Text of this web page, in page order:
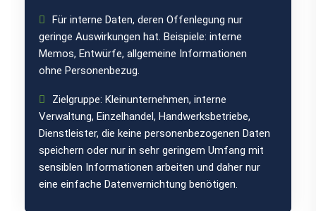
Für interne Daten, deren Offenlegung nur
geringe Auswirkungen hat. Beispiele: interne
Memos, Entwürfe, allgemeine Informationen
ohne Personenbezug.
Zielgruppe: Kleinunternehmen, interne
Verwaltung, Einzelhandel, Handwerksbetriebe,
Dienstleister, die keine personenbezogenen Daten
speichern oder nur in sehr geringem Umfang mit
sensiblen Informationen arbeiten und daher nur
eine einfache Datenvernichtung benötigen.